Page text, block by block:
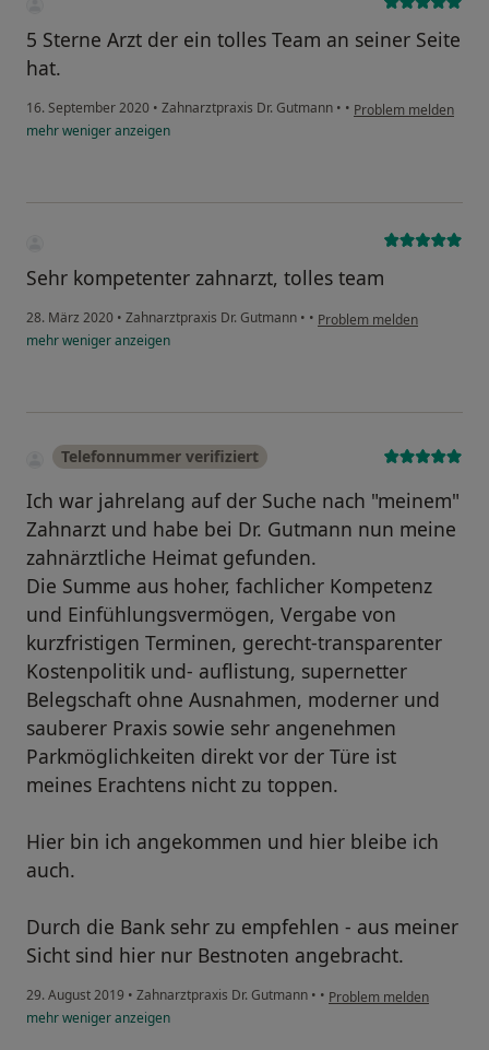
5 Sterne Arzt der ein tolles Team an seiner Seite
hat.
16. September 2020 • Zahnarztpraxis Dr. Gutmann • • Problem melden
mehrwenigeranzeigen
Sehr kompetenter zahnarzt, tolles team
28. März 2020 • Zahnarztpraxis Dr. Gutmann • • Problem melden
mehrwenigeranzeigen
Telefonnummer verifiziert
Ich war jahrelang auf der Suche nach "meinem"
Zahnarzt und habe bei Dr. Gutmann nun meine
zahnärztliche Heimat gefunden.
Die Summe aus hoher, fachlicher Kompetenz
und Einfühlungsvermögen, Vergabe von
kurzfristigen Terminen, gerecht-transparenter
Kostenpolitik und- auflistung, supernetter
Belegschaft ohne Ausnahmen, moderner und
sauberer Praxis sowie sehr angenehmen
Parkmöglichkeiten direkt vor der Türe ist
meines Erachtens nicht zu toppen.
Hier bin ich angekommen und hier bleibe ich
auch.
Durch die Bank sehr zu empfehlen - aus meiner
Sicht sind hier nur Bestnoten angebracht.
29. August 2019 • Zahnarztpraxis Dr. Gutmann • • Problem melden
mehrwenigeranzeigen